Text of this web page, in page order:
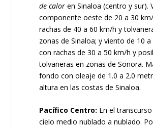
de caloren Sinaloa (centro y sur).
componente oeste de 20 a 30
rachas de 40 a 60 km/h y
zonas de Sinaloa; y viento de 10
con rachas de 30 a 50 km/h y
tolvaneras en zonas de Sonora.
fondo con oleaje de 1.0 a 2.0
altura en las costas de Sinaloa.
Pacífico Centro: En el
cielo medio nublado a nublado.